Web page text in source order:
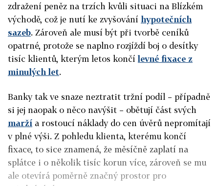
zdražení peněz na trzích kvůli situaci na Blízkém
východě, což je nutí ke zvyšování hypotečních
sazeb. Zároveň ale musí být při tvorbě ceníků
opatrné, protože se naplno rozjíždí boj o desítky
tisíc klientů, kterým letos končí levné fixace z
minulých let.
Banky tak ve snaze neztratit tržní podíl – případně
si jej naopak o něco navýšit – obětují část svých
marží a rostoucí náklady do cen úvěrů nepromítají
v plné výši. Z pohledu klienta, kterému končí
fixace, to sice znamená, že měsíčně zaplatí na
splátce i o několik tisíc korun více, zároveň se mu
ale otevírá poměrně značný prostor pro